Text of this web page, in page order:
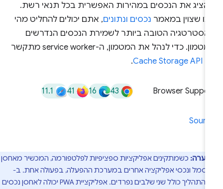
את הנכסים במהירות האפשרית בכל תנאי רשת.
שצוין במאמרנכסים ונתונים, אתם יכולים להחליט מהי
הטובה ביותר לשמירת הנכסים הנדרשים
במטמון. כדי לנהל את המטמון, ה-service worker מתקשר
Cache Storage API
.
Browser
43
16
41
11.1
הערה:כשמתקינים אפליקציות ספציפיות לפלטפורמה, המכשיר מאחסן
ונכסי אפליקציה אחרים במערכת ההפעלה, בפעולה אחת. ב-
PWA, התהליך כולל שני שלבים נפרדים. אפליקציית PWA יכולה לאחסן נכסים